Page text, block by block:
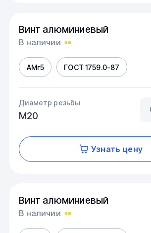
Винт алюминиевый
В наличии
АМг5 ГОСТ 1759.0-87
Диаметр резьбы
М20
Узнать цену
Винт алюминиевый
В наличии